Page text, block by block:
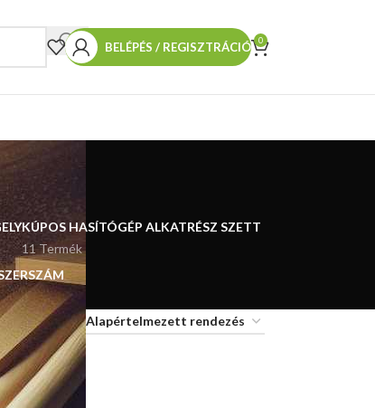
BELÉPÉS / REGISZTRÁCIÓ 0
KÚPOS HASÍTÓGÉP ALKATRÉSZ SZETT
11 Termék